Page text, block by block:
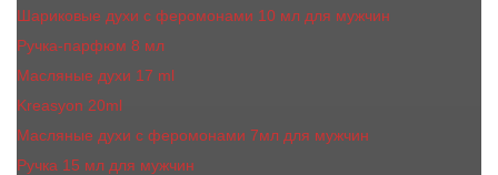
Шариковые духи с феромонами 10 мл для мужчин
Ручка-парфюм 8 мл
Масляные духи 17 ml
Kreasyon 20ml
Масляные духи c феромонами 7мл для мужчин
Ручка 15 мл для мужчин